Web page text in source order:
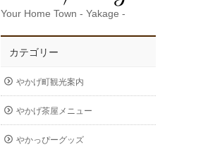
Your Home Town - Yakage -
カテゴリー
やかげ町観光案内
やかげ茶屋メニュー
やかっぴーグッズ